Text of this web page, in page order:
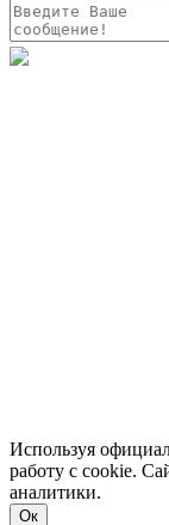
Используя
работу с cookie.
аналитики.
Ок